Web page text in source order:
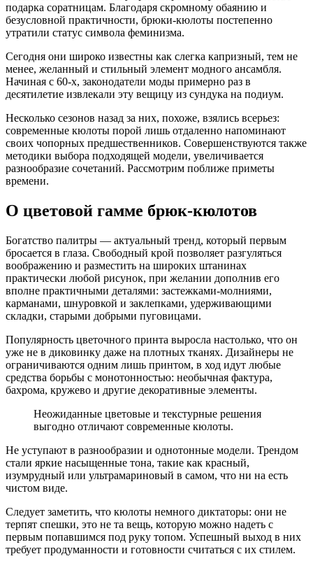
подарка соратницам. Благодаря скромному обаянию и
безусловной практичности, брюки-кюлоты постепенно
утратили статус символа феминизма.
Сегодня они широко известны как слегка капризный, тем не
менее, желанный и стильный элемент модного ансамбля.
Начиная с 60-х, законодатели моды примерно раз в
десятилетие извлекали эту вещицу из сундука на подиум.
Несколько сезонов назад за них, похоже, взялись всерьез:
современные кюлоты порой лишь отдаленно напоминают
своих чопорных предшественников. Совершенствуются также
методики выбора подходящей модели, увеличивается
разнообразие сочетаний. Рассмотрим поближе приметы
времени.
О цветовой гамме брюк-кюлотов
Богатство палитры — актуальный тренд, который первым
бросается в глаза. Свободный крой позволяет разгуляться
воображению и разместить на широких штанинах
практически любой рисунок, при желании дополнив его
вполне практичными деталями: застежками-молниями,
карманами, шнуровкой и заклепками, удерживающими
складки, старыми добрыми пуговицами.
Популярность цветочного принта выросла настолько, что он
уже не в диковинку даже на плотных тканях. Дизайнеры не
ограничиваются одним лишь принтом, в ход идут любые
средства борьбы с монотонностью: необычная фактура,
бахрома, кружево и другие декоративные элементы.
Неожиданные цветовые и текстурные решения
выгодно отличают современные кюлоты.
Не уступают в разнообразии и однотонные модели. Трендом
стали яркие насыщенные тона, такие как красный,
изумрудный или ультрамариновый в самом, что ни на есть
чистом виде.
Следует заметить, что кюлоты немного диктаторы: они не
терпят спешки, это не та вещь, которую можно надеть с
первым попавшимся под руку топом. Успешный выход в них
требует продуманности и готовности считаться с их стилем.